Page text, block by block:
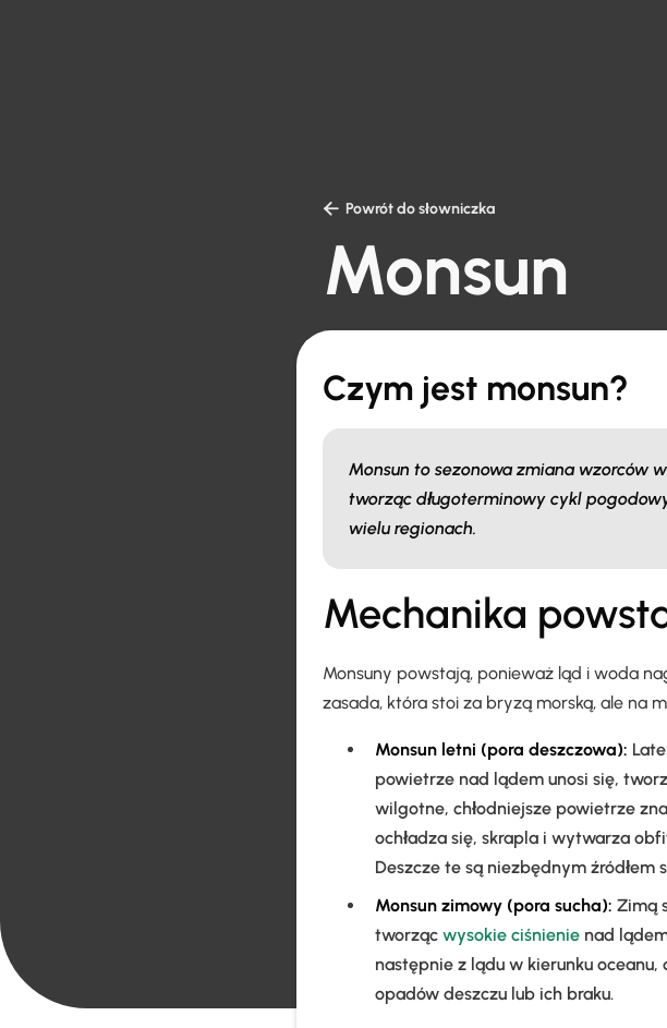
 Powrót do słowniczka
Monsun
Czym jest monsun?
Monsun to sezonowa zmiana wzorców
tworząc długoterminowy cykl
wielu regionach.
Mechanika
Monsuny powstają, ponieważ ląd i woda
zasada, która stoi za bryzą morską, ale na
Monsun letni (pora deszczowa):
powietrze nad lądem unosi się,
wilgotne, chłodniejsze powietrze
ochładza się, skrapla i wytwarza
Deszcze te są niezbędnym źródłem
Monsun zimowy (pora sucha): Zimą
tworząc wysokie ciśnienie nad
następnie z lądu w kierunku
opadów deszczu lub ich braku.